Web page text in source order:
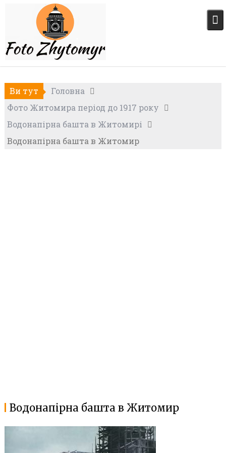
Ви тут
Головна
Фото Житомира період до 1917 року
Водонапірна башта в Житомирі
Водонапірна башта в Житомир
Водонапірна башта в Житомир